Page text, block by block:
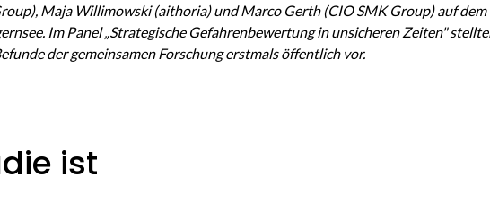
Maja Willimowski (aithoria) und Marco Gerth (CIO SMK Group) auf dem
Im Panel „Strategische Gefahrenbewertung in unsicheren Zeiten"
der gemeinsamen Forschung erstmals öffentlich vor.
ist